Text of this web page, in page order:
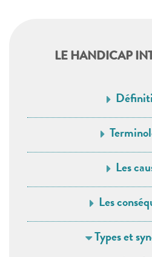
LE HANDICAP
Les
Les
Types et